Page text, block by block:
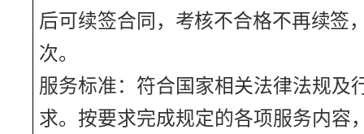
后可续签合同，考核不合格不再续签
次。
服务标准： 符合国家相关法律法规及
求。按要求完成规定的各项服务内容